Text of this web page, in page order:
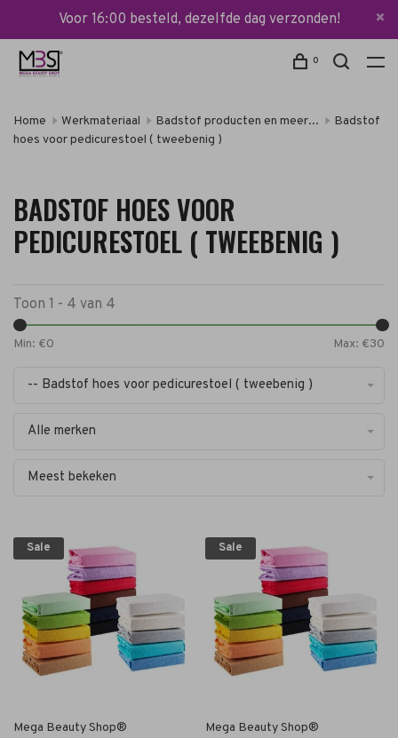
Voor 16:00 besteld, dezelfde dag verzonden!
0
Home Werkmateriaal Badstof producten en meer...
Badstof
hoes voor pedicurestoel ( tweebenig )
BADSTOF HOES VOOR
PEDICURESTOEL ( TWEEBENIG )
Toon 1 - 4 van 4
Min: €0 Max: €30
-- Badstof hoes voor pedicurestoel ( tweebenig )
Alle merken
Meest bekeken
Sale
Mega Beauty Shop®
Sale
Mega Beauty Shop®